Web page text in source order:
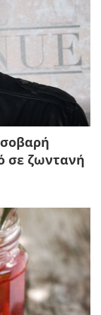
σε ζωντανή